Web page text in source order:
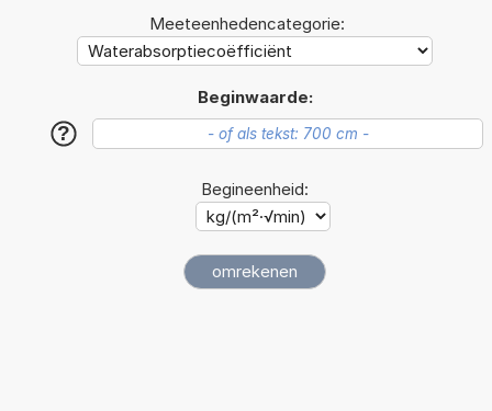
Meeteenhedencategorie:
Beginwaarde:
?
Begineenheid: